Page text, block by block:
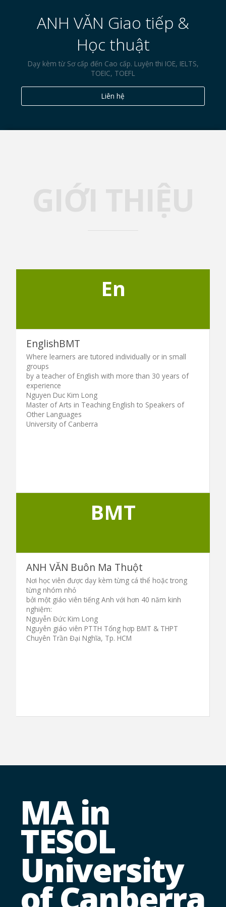
ANH VĂN Giao tiếp &
Học thuật
Dạy kèm từ Sơ cấp đến Cao cấp. Luyện thi IOE, IELTS,
TOEIC, TOEFL
Liên hệ
En
EnglishBMT
Where learners are tutored individually or in small
groups
by a teacher of English with more than 30 years of
experience
Nguyen Duc Kim Long
Master of Arts in Teaching English to Speakers of
Other Languages
University of Canberra
BMT
ANH VĂN Buôn Ma Thuột
Nơi học viên được dạy kèm từng cá thể hoặc trong
từng nhóm nhỏ
bởi một giáo viên tiếng Anh với hơn 40 năm kinh
nghiệm:
Nguyễn Đức Kim Long
Nguyên giáo viên PTTH Tổng hợp BMT & THPT
Chuyên Trần Đại Nghĩa, Tp. HCM
MA in
TESOL
University